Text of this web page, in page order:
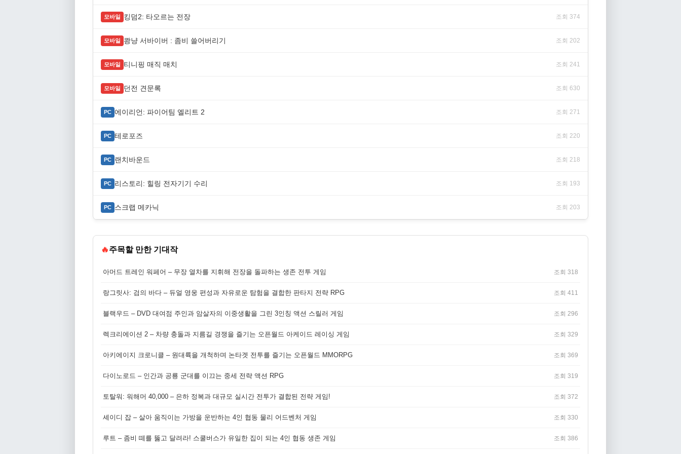
모바일 킹덤2: 타오르는 전장 조회 374
모바일 쾅냥 서바이버 : 좀비 쓸어버리기 조회 202
모바일 티니핑 매직 매치 조회 241
모바일 던전 견문록 조회 630
PC 에이리언: 파이어팀 엘리트 2 조회 271
PC 테로포즈 조회 220
PC 랜치바운드 조회 218
PC 리스토리: 힐링 전자기기 수리 조회 193
PC 스크랩 메카닉 조회 203
🔥주목할 만한 기대작
아머드 트레인 워페어 – 무장 열차를 지휘해 전장을 돌파하는 생존 전투 게임 조회 318
랑그릿사: 검의 바다 – 듀얼 영웅 편성과 자유로운 탐험을 결합한 판타지 전략 RPG 조회 411
블랙우드 – DVD 대여점 주인과 암살자의 이중생활을 그린 3인칭 액션 스릴러 게임 조회 296
렉크리에이션 2 – 차량 충돌과 지름길 경쟁을 즐기는 오픈월드 아케이드 레이싱 게임 조회 329
아키에이지 크로니클 – 원대륙을 개척하며 논타겟 전투를 즐기는 오픈월드 MMORPG 조회 369
다이노로드 – 인간과 공룡 군대를 이끄는 중세 전략 액션 RPG 조회 319
토탈워: 워해머 40,000 – 은하 정복과 대규모 실시간 전투가 결합된 전략 게임! 조회 372
셰이디 잡 – 살아 움직이는 가방을 운반하는 4인 협동 물리 어드벤처 게임 조회 330
루트 – 좀비 떼를 뚫고 달려라! 스쿨버스가 유일한 집이 되는 4인 협동 생존 게임 조회 386